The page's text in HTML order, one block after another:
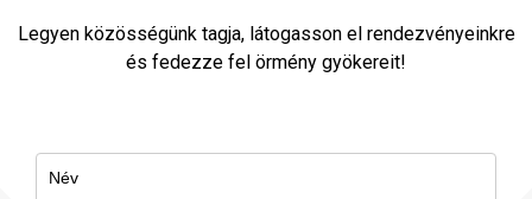
Legyen közösségünk tagja, látogasson el rendezvényeinkre
és fedezze fel örmény gyökereit!